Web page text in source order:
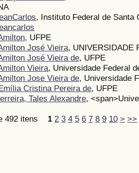
, Instituto Federal de Santa
, UFPE
José Vieira, UNIVERSIDADE
José Vieira de, UFPE
Vieira, Universidade Federal
Jose Vieira de, Universidade
Cristina Pereira de, UFPE
Tales Alexandre,
492 itens 1 2 3 4 5 6 7 8 9 10 > >>